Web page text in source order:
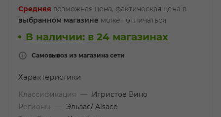
Средняя возможная цена, фактическая цена в
выбранном магазине может отличаться
В наличии: в 24 магазинах
Самовывоз из магазина сети
Характеристики
Классификация —
Игристое Вино
Регионы
—
Эльзас/ Alsace